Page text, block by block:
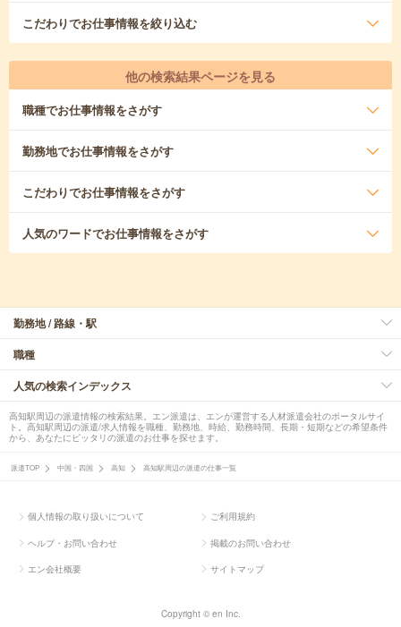
こだわりでお仕事情報を絞り込む
他の検索結果ページを見る
職種でお仕事情報をさがす
勤務地でお仕事情報をさがす
こだわりでお仕事情報をさがす
人気のワードでお仕事情報をさがす
勤務地 / 路線・駅
職種
人気の検索インデックス
高知駅周辺の派遣情報の検索結果。エン派遣は、エンが運営する人材派遣会社のポータルサイ
ト。高知駅周辺の派遣/求人情報を職種、勤務地、時給、勤務時間、長期・短期などの希望条件
から、あなたにピッタリの派遣のお仕事を探せます。
派遣TOP 中国・四国 高知 高知駅周辺の派遣の仕事一覧
個人情報の取り扱いについて ご利用規約
ヘルプ・お問い合わせ 掲載のお問い合わせ
エン会社概要 サイトマップ
Copyright © en Inc.